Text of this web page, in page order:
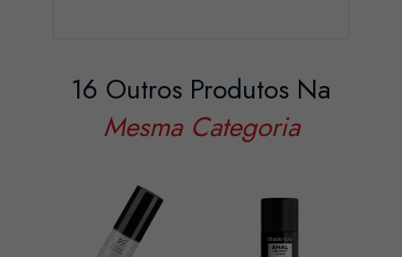
16 Outros Produtos Na
Mesma Categoria